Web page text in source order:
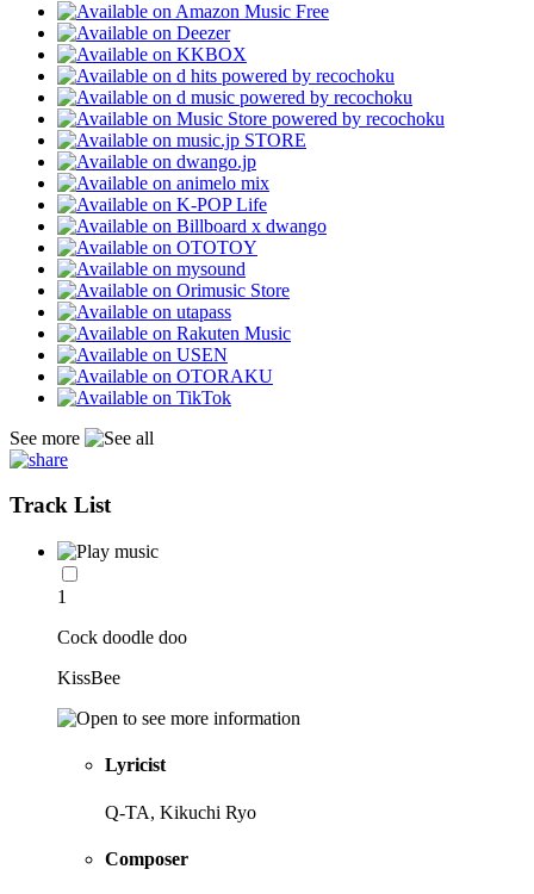
See more
Track List
1
Cock doodle doo
KissBee
Lyricist
Q-TA, Kikuchi Ryo
Composer